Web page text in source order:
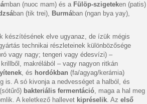
mban (nuoc mam) és a Fülöp-szigeteken (patis)
ban (tik trei), Burmában (ngan bya yay),
készítésének elve ugyanaz, de ízük mégis
technikai részleteinek különbözősége
vagy nagy; tengeri vagy édesvízi) –
makrélából – vagy nagyon ritkán
, és hordókban (fa/agyag/kerámia)
is. A só kivonja a nedvességet a halból, és
(sótűrő) bakteriális fermentáció, maga a hal meg
A keletkező hallevet kipréselik. Az első